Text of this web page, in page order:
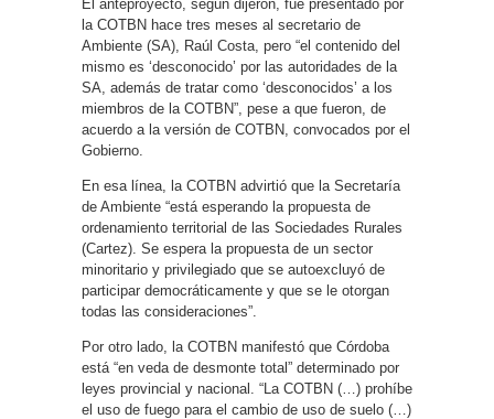
El anteproyecto, según dijeron, fue presentado por
la COTBN hace tres meses al secretario de
Ambiente (SA), Raúl Costa, pero “el contenido del
mismo es ‘desconocido’ por las autoridades de la
SA, además de tratar como ‘desconocidos’ a los
miembros de la COTBN”, pese a que fueron, de
acuerdo a la versión de COTBN, convocados por el
Gobierno.
En esa línea, la COTBN advirtió que la Secretaría
de Ambiente “está esperando la propuesta de
ordenamiento territorial de las Sociedades Rurales
(Cartez). Se espera la propuesta de un sector
minoritario y privilegiado que se autoexcluyó de
participar democráticamente y que se le otorgan
todas las consideraciones”.
Por otro lado, la COTBN manifestó que Córdoba
está “en veda de desmonte total” determinado por
leyes provincial y nacional. “La COTBN (…) prohíbe
el uso de fuego para el cambio de uso de suelo (…)